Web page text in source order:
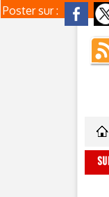
Poster sur :